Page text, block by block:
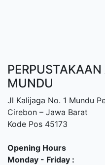
MUNDU
Jl Kalijaga No. 1 Mundu
Cirebon – Jawa Barat
Kode Pos 45173
Opening Hours
Monday - Friday :